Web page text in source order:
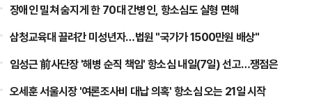
장애인 밀쳐 숨지게 한 70대 간병인, 항소심도 실형 면해
삼청교육대 끌려간 미성년자…법원 "국가가 1500만원 배상"
임성근 前사단장 '해병 순직 책임' 항소심 내일(7일) 선고…쟁점은
오세훈 서울시장 '여론조사비 대납 의혹' 항소심 오는 21일 시작